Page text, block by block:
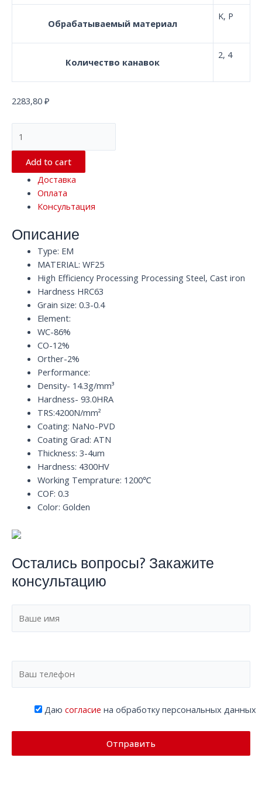
Обрабатываемый материал
K, P
Количество канавок
2, 4
2283,80 ₽
твердосплавная
концевая
фреза
канавками
EM
WF25
HRC63
quantity
Add to cart
Доставка
Оплата
Консультация
Описание
Type: EM
MATERIAL: WF25
High Efficiency Processing Processing Steel, Cast iron
Hardness HRC63
Grain size: 0.3-0.4
Element:
WC-86%
CO-12%
Orther-2%
Performance:
Density- 14.3g/mm³
Hardness- 93.0HRA
TRS:4200N/mm²
Coating: NaNo-PVD
Coating Grad: ATN
Thickness: 3-4um
Hardness: 4300HV
Working Temprature: 1200℃
COF: 0.3
Color: Golden
Остались вопросы? Закажите
консультацию
Даю согласие на обработку персональных данных